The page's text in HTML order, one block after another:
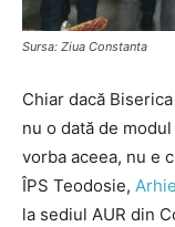
Sursa: Ziua Constanta
Chiar dacă
nu o dată de
vorba aceea, nu e
ÎPS Teodosie,
la sediul AUR din